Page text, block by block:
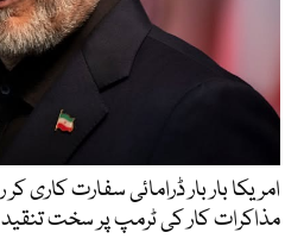
مذاکرات کار کی ٹرمپ پر سخت تنقید